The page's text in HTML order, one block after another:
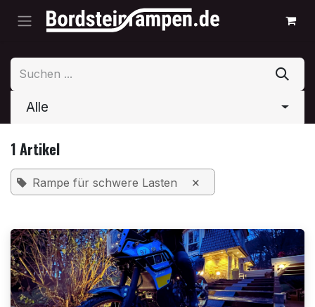
Zum Inhalt springen
Alle
1 Artikel
Rampe für schwere Lasten ×